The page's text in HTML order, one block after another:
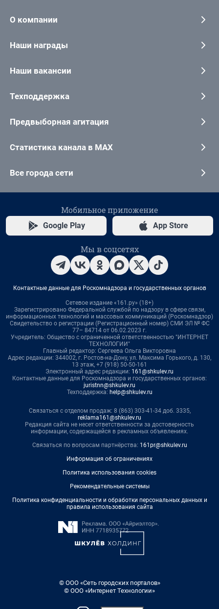
О компании
Наши награды
Наши вакансии
Техподдержка
Предвыборная агитация
Статистика канала в MAX
Все города сети
Мобильное приложение
Google Play App Store
Мы в соцсетях
Контактные данные для Роскомнадзора и государственных органов
Сетевое издание «161.ру» (18+)
Зарегистрировано Федеральной службой по надзору в сфере связи,
информационных технологий и массовых коммуникаций (Роскомнадзор)
Свидетельство о регистрации (Регистрационный номер) СМИ ЭЛ № ФС
77– 84714 от 06.02.2023 г.
Учредитель: Общество с ограниченной ответственностью "ИНТЕРНЕТ
ТЕХНОЛОГИИ"
Главный редактор: Сергеева Ольга Викторовна
Адрес редакции: 344002, г. Ростов-на-Дону, ул. Максима Горького, д. 130,
13 этаж, +7 (918) 50-50-161
Электронный адрес редакции: 161@shkulev.ru
Контактные данные для Роскомнадзора и государственных органов:
juristnn@shkulev.ru
Техподдержка: help@shkulev.ru
Связаться с отделом продаж: 8 (863) 303-41-34 доб. 3335,
reklama161@shkulev.ru
Редакция сайта не несет ответственности за достоверность
информации, содержащейся в рекламных объявлениях.
Связаться по вопросам партнёрства: 161pr@shkulev.ru
Информация об ограничениях
Политика использования cookies
Рекомендательные системы
Политика конфиденциальности и обработки персональных данных и
правила использования сайта
© ООО «Сеть городских порталов»
© ООО «Интернет Технологии»